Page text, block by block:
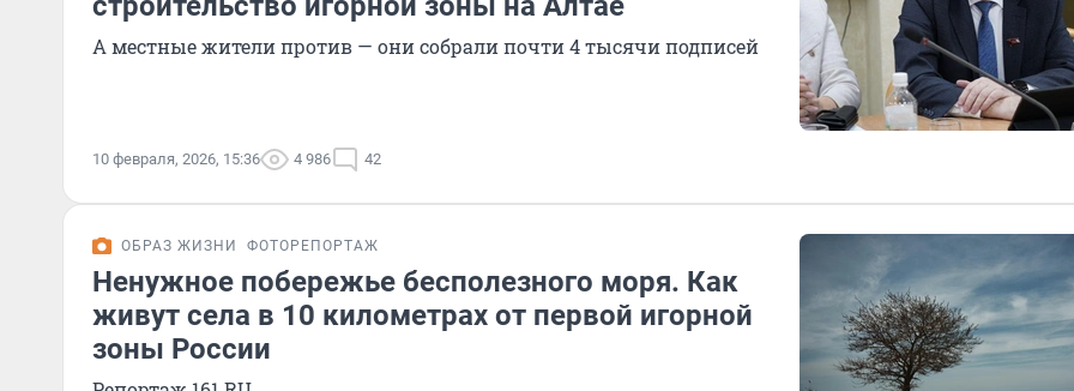
А местные жители против — они собрали почти 4 тысячи подписей
10 февраля, 2026, 15:36 4 986 42
ОБРАЗ ЖИЗНИ ФОТОРЕПОРТАЖ
Ненужное побережье бесполезного моря. Как
живут села в 10 километрах от первой игорной
зоны России